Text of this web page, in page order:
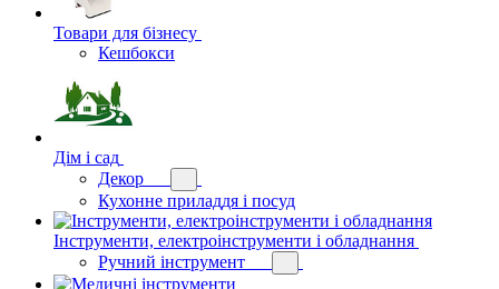
Товари для бізнесу
Кешбокси
Дім і сад
Декор
Кухонне приладдя і посуд
Інструменти, електроінструменти і обладнання
Ручний інструмент